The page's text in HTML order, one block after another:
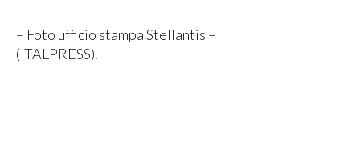
– Foto ufficio stampa Stellantis –
(ITALPRESS).